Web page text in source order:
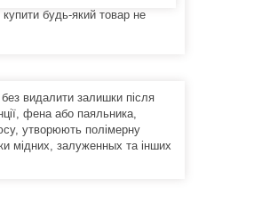
будь-який товар не
видалити залишки після
фена або паяльника,
утворюють полімерну
мідних, залуженных та інших